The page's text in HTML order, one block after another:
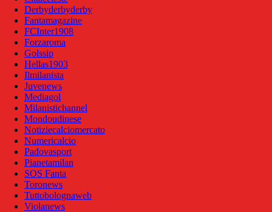
Derbyderbyderby
Fantamagazine
FCInter1908
Forzaroma
Golssip
Hellas1903
Ilmilanista
Juvenews
Mediagol
Milanistichannel
Mondoudinese
Notiziecalciomercato
Numericalcio
Padovasport
Pianetamilan
SOS Fanta
Toronews
Tuttobolognaweb
Violanews